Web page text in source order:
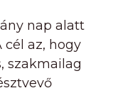
nap alatt
az, hogy
szakmailag